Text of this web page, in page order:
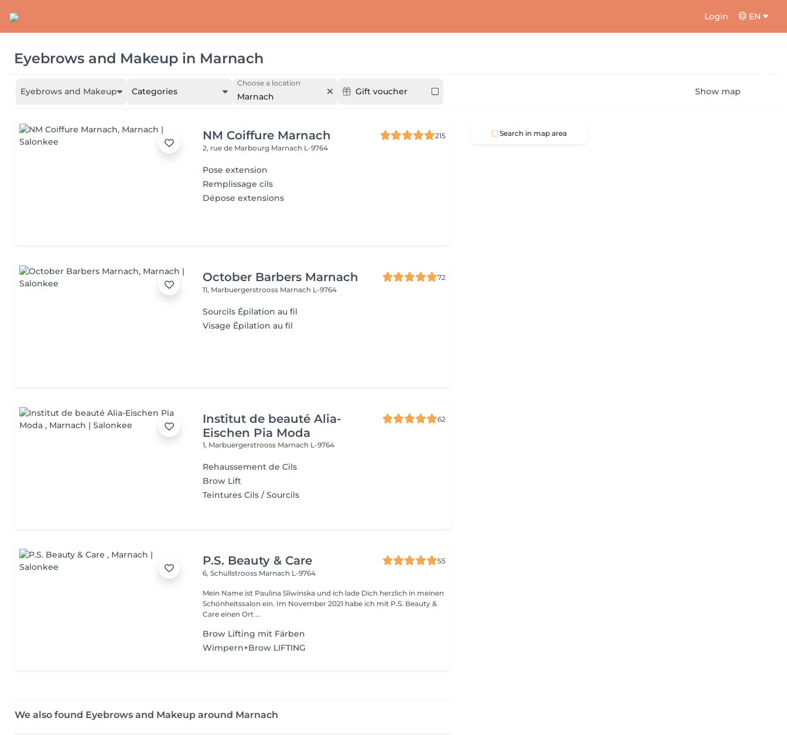
Login EN
Eyebrows and Makeup in Marnach
Eyebrows and Makeup Categories
Choose a location
Marnach Gift voucher Show map
NM Coiffure Marnach
215
2, rue de Marbourg Marnach L-9764
Pose extension
Remplissage cils
Dépose extensions
October Barbers Marnach
72
11, Marbuergerstrooss Marnach L-9764
Sourcils Épilation au fil
Visage Épilation au fil
Institut de beauté Alia-
Eischen Pia Moda
62
1, Marbuergerstrooss Marnach L-9764
Rehaussement de Cils
Brow Lift
Teintures Cils / Sourcils
P.S. Beauty & Care
55
6, Schullstrooss Marnach L-9764
Mein Name ist Paulina Sliwinska und ich lade Dich herzlich in meinen
Schönheitssalon ein. Im November 2021 habe ich mit P.S. Beauty &
Care einen Ort ...
Brow Lifting mit Färben
Wimpern+Brow LIFTING
We also found Eyebrows and Makeup around Marnach
Search in map area